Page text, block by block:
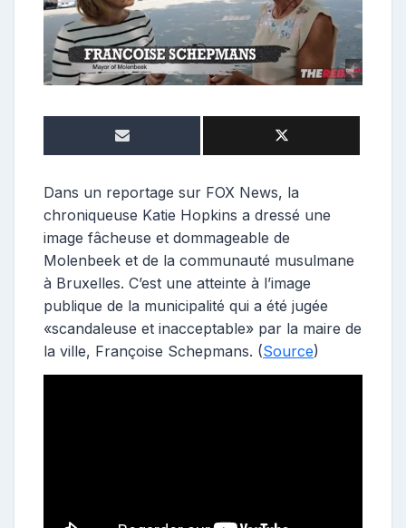
b
u
t
e
u
Dans un reportage sur FOX News, la
chroniqueuse Katie Hopkins a dressé une
image fâcheuse et dommageable de
Molenbeek et de la communauté musulmane
à Bruxelles. C’est une atteinte à l’image
publique de la municipalité qui a été jugée
«scandaleuse et inacceptable» par la maire de
la ville, Françoise Schepmans. (Source)